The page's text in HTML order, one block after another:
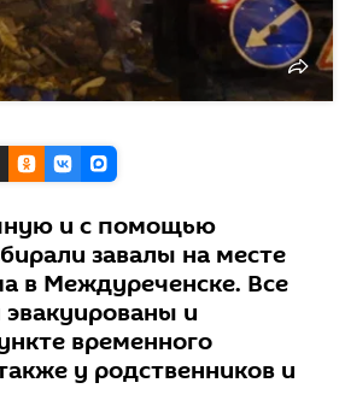
и с помощью
завалы на месте
в Междуреченске. Все
и
временного
у родственников и